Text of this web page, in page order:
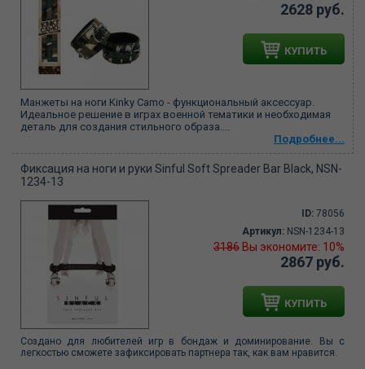
2628 руб.
КУПИТЬ
Манжеты на ноги Kinky Camo - функциональный аксессуар.
Идеальное решение в играх военной тематики и необходимая
деталь для создания стильного образа....
Подробнее...
Фиксация на ноги и руки Sinful Soft Spreader Bar Black, NSN-
1234-13
ID: 78056
Артикул: NSN-1234-13
3186 Вы экономите: 10%
2867 руб.
КУПИТЬ
Создано для любителей игр в бондаж и доминирование. Вы с
легкостью сможете зафиксировать партнера так, как вам нравится.